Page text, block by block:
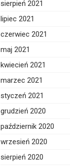
sierpień 2021
lipiec 2021
czerwiec 2021
maj 2021
kwiecień 2021
marzec 2021
styczeń 2021
grudzień 2020
październik 2020
wrzesień 2020
sierpień 2020